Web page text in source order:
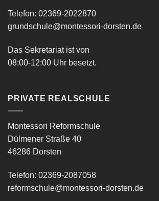
Telefon: 02369-2022870
grundschule@montessori-dorsten.de
Das Sekretariat ist von
08:00-12:00 Uhr besetzt.
PRIVATE REALSCHULE
Montessori Reformschule
Dülmener Straße 40
46286 Dorsten
Telefon: 02369-2087058
reformschule@montessori-dorsten.de